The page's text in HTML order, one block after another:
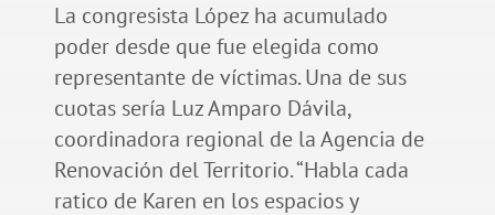
La congresista López ha acumulado
poder desde que fue elegida como
representante de víctimas. Una de sus
cuotas sería Luz Amparo Dávila,
coordinadora regional de la Agencia de
Renovación del Territorio. “Habla cada
ratico de Karen en los espacios y